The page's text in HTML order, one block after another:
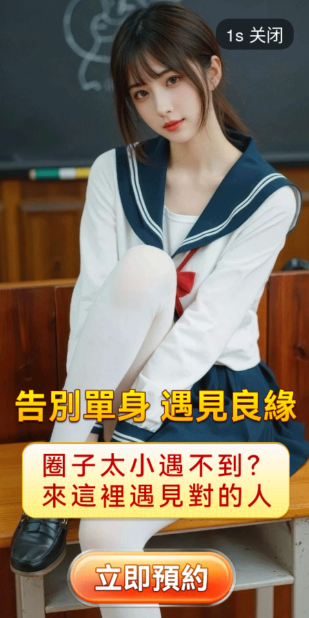
短剧
最热 添加 评分
都市 甜宠 逆袭 玄幻
2025 2024 2023 2022
全部 大陆 香港 台湾 美国 韩国 日本
1s 关闭